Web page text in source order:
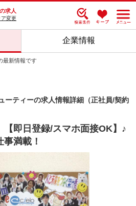
の求人
変更
企業情報
最新情報です
ーティーの求人情報詳細（正社員/契約
即日登録/スマホ面接OK】♪
満載！